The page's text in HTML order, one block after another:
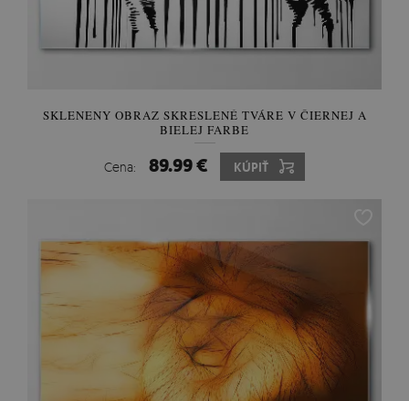
SKLENENY OBRAZ SKRESLENÉ TVÁRE V ČIERNEJ A
BIELEJ FARBE
Cena: 89.99 € KÚPIŤ